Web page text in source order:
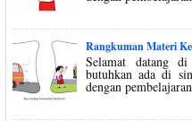
Rangkuman Materi
Selamat datang
butuhkan ada di
dengan